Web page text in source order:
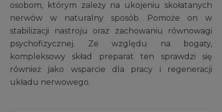
osobom, którym zależy na ukojeniu skołatanych
nerwów w naturalny sposób. Pomoże on w
stabilizacji nastroju oraz zachowaniu równowagi
psychofizycznej. Ze względu na bogaty,
kompleksowy skład preparat ten sprawdzi się
również jako wsparcie dla pracy i regeneracji
układu nerwowego.